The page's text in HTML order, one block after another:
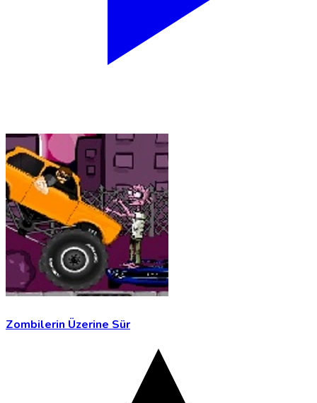
Zombilerin Üzerine Sür